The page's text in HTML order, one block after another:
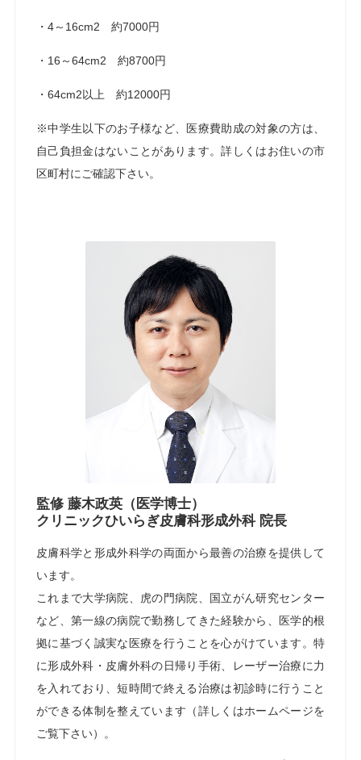
・ 4～ 16cm2 約7000円
・ 16 ～64cm2 約8700円
・ 64cm2以上 約12000円
※中学生以下のお子様など、医療費助成の対象の方は、
自己負担金はないことがあります。詳しくはお住いの市
区町村にご確認下さい。
監修 藤木政英（医学博士）
クリニックひいらぎ皮膚科形成外科 院長
皮膚科学と形成外科学の両面から最善の治療を提供して
います。
これまで大学病院、虎の門病院、国立がん研究センター
など、第一線の病院で勤務してきた経験から、医学的根
拠に基づく誠実な医療を行うことを心がけています。特
に形成外科・皮膚外科の日帰り手術、レーザー治療に力
を入れており、短時間で終える治療は初診時に行うこと
ができる体制を整えています（詳しくはホームページを
ご覧下さい）。